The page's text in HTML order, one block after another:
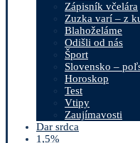
Zápisník včelára
Zuzka varí – z
Blahoželáme
Odišli od nás
Šport
Slovensko –
Horoskop
Test
Vtipy
Zaujímavosti
Dar srdca
1,5%